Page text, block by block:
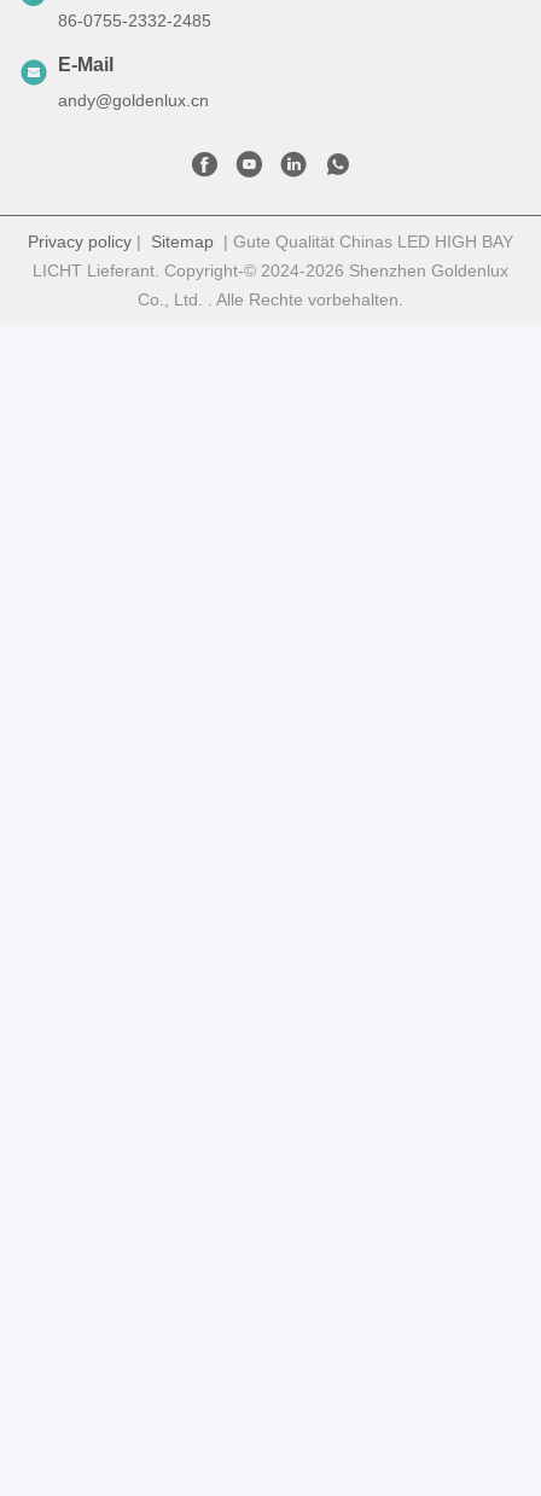
86-0755-2332-2485
E-Mail
andy@goldenlux.cn
Privacy policy | Sitemap | Gute Qualität Chinas LED HIGH BAY
LICHT Lieferant. Copyright-© 2024-2026 Shenzhen Goldenlux
Co., Ltd. . Alle Rechte vorbehalten.